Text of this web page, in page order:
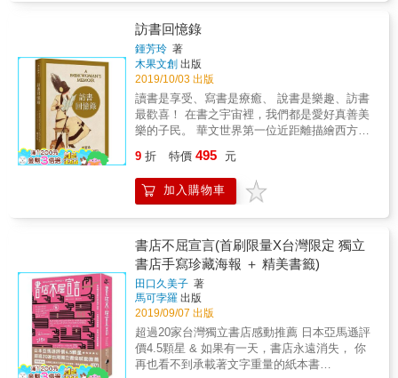
可以知道從古到今的出版產業鏈
&mdash;&mdash;內容提供者（作者、編
輯）、製造商（印刷、裝幀設計）、通路（書
商）&mdash;&mdash;如何通力合作，將一本
書詮釋到位，送到讀者手上。《如何做一本
書》忠實呈現書是集體智慧的結合體，且還在
進化中。
近現代歷史進程的一個窗口。 本書特色 1912年
1月1日成立的中華書局，中國歷史最悠久的出
版社之一。本書探討中華書局前期的雜誌刊載
內容、主題、作者等議題，這是一個觀察、理
解中國近現代歷史進程的重要窗口。 本書研究
中華書局前期的文化貢獻，透過該書局出版的
多種近現代雜誌，可探究當時近代中國政治、
經濟、文化、社會的互動。
訪書回憶錄
鍾芳玲 著
木果文創 出版
2019/10/03 出版
讀書是享受、寫書是療癒、 說書是樂趣、訪書
最歡喜！ 在書之宇宙裡，我們都是愛好真善美
樂的子民。 華文世界第一位近距離描繪西方書
女鍾芳玲，長期撰寫「有關書之書」（books
about books），締造廣受書迷好評的連連佳
作。自1997 年的《書店風景》迄今修訂十餘版
則開啟了「書女說書」系列新頁，《訪書回憶
錄》為此系列第二本。 談古書、話書人，走
進時光隧道 傳奇書女鍾芳玲的書店尋訪，有如
文化考古般牽動人心；然而本書與前四本有著
許多不同之處，尤其是字裡行間流露出一個愛
書人二十多年來悠遊訪書、見山又是山的真情
與轉折，如她所說：「走過數千家書店後，已
不刻意再去尋覓，更多的時刻是靜靜讀書、賞
書、品書，全方位探訪、欣賞與書相關之面
9 折 特價 495 元
加入購物車
書店不屈宣言(首刷限量X台灣限定 獨立
書店手寫珍藏海報 ＋ 精美書籤)
田口久美子 著
馬可孛羅 出版
2019/09/07 出版
超過20家台灣獨立書店感動推薦 日本亞馬遜評
價4.5顆星 & 如果有一天，書店永遠消失， 你
再也看不到承載著文字重量的紙本書